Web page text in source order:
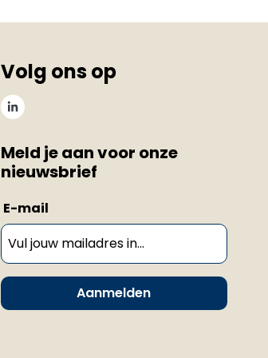
Volg ons op
Meld je aan voor onze
nieuwsbrief
E-mail
Aanmelden